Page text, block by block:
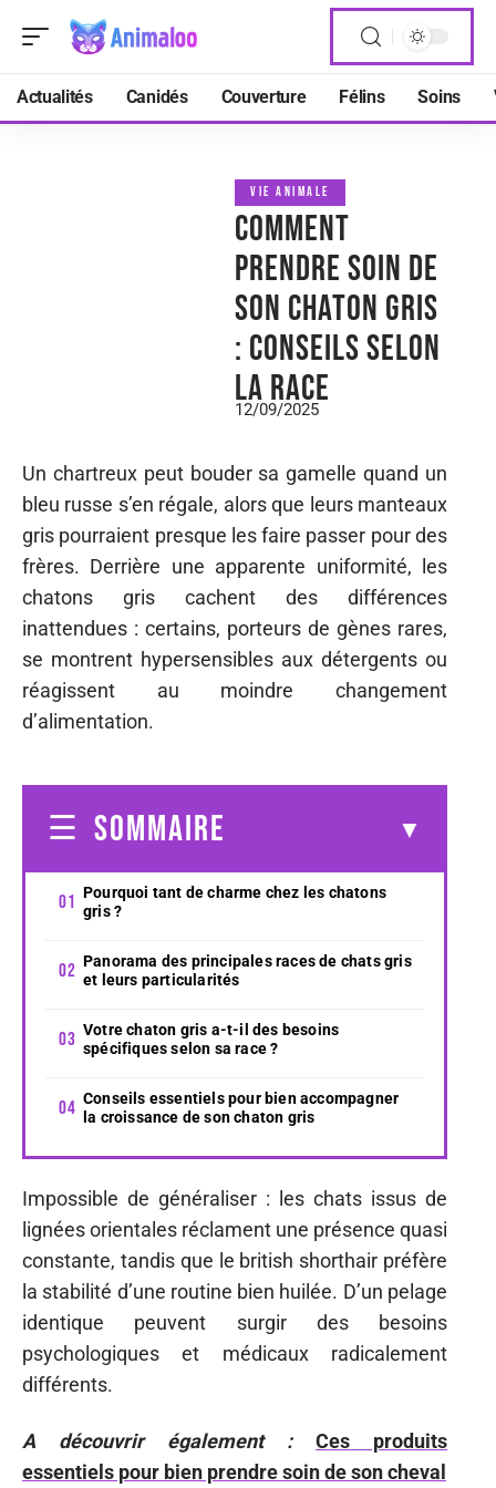
Actualités Canidés Couverture Félins Soins
VIE ANIMALE
Comment
prendre soin de
son chaton gris
: conseils selon
la race
12/09/2025
Un chartreux peut bouder sa gamelle quand un
bleu russe s’en régale, alors que leurs manteaux
gris pourraient presque les faire passer pour des
frères. Derrière une apparente uniformité, les
chatons gris cachent des différences
inattendues : certains, porteurs de gènes rares,
se montrent hypersensibles aux détergents ou
réagissent au moindre changement
d’alimentation.
SOMMAIRE
Pourquoi tant de charme chez les chatons
gris ?
Panorama des principales races de chats gris
et leurs particularités
Votre chaton gris a-t-il des besoins
spécifiques selon sa race ?
Conseils essentiels pour bien accompagner
la croissance de son chaton gris
Impossible de généraliser : les chats issus de
lignées orientales réclament une présence quasi
constante, tandis que le british shorthair préfère
la stabilité d’une routine bien huilée. D’un pelage
identique peuvent surgir des besoins
psychologiques et médicaux radicalement
différents.
A découvrir également :
Ces produits
essentiels pour bien prendre soin de son cheval